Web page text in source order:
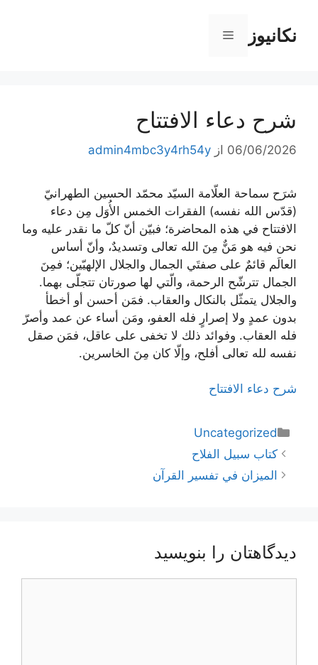
محتوانکانیوز فهرست
شرح دعاء الافتتاح
06/06/2026 از admin4mbc3y4rh54y
شرَح سماحة العلّامة السيّد محمّد الحسين الطهرانيّ
(قدّس الله نفسه) الفقرات الخمس الأُوَل مِن دعاء
الافتتاح في هذه المحاضرة؛ فبيّن أنّ كلّ ما نقدر عليه وما
نحن فيه هو مَنٌّ مِنَ الله تعالى وتسديدٌ، وأنّ أساس
العالَم قائمٌ على صفتَي الجمال والجلال الإلهيّين؛ فمِنَ
الجمال تترشّح الرحمة، والّتي لها صورتان تتجلّى بهما.
والجلال يتمثّل بالنكال والعقاب. فمَن أحسن أو أخطأ
بدون عمدٍ ولا إصرارٍ فله العفو، ومَن أساء عن عمد وأصرّ
فله العقاب. وفوائد ذلك لا تخفى على عاقل، فمَن صقل
نفسه لله تعالى أفلح، وإلّا كان مِنَ الخاسرين.
شرح دعاء الافتتاح
دسته‌ها
Uncategorized
ناوبری
نوشته‌ها
كتاب سبيل الفلاح
الميزان في تفسير القرآن
دیدگاهتان را بنویسید